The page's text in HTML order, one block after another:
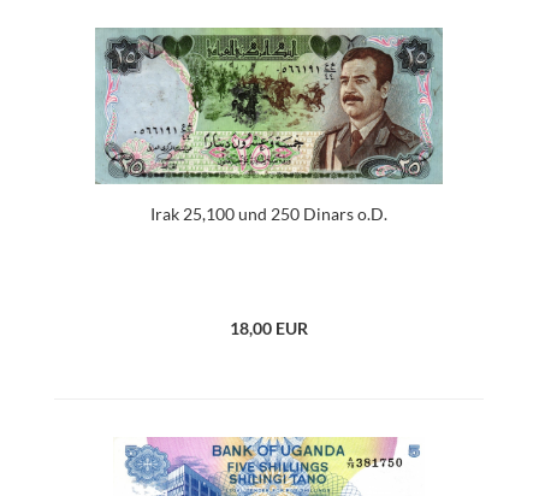
Irak 25,100 und 250 Dinars o.D.
18,00 EUR